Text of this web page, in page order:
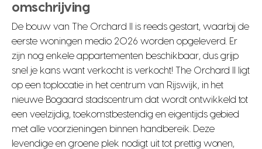
omschrijving
De bouw van The Orchard II is reeds gestart, waarbij de
eerste woningen medio 2026 worden opgeleverd. Er
zijn nog enkele appartementen beschikbaar, dus grijp
snel je kans want verkocht is verkocht! The Orchard II ligt
op een toplocatie in het centrum van Rijswijk, in het
nieuwe Bogaard stadscentrum dat wordt ontwikkeld tot
een veelzijdig, toekomstbestendig en eigentijds gebied
met alle voorzieningen binnen handbereik. Deze
levendige en groene plek nodigt uit tot prettig wonen,